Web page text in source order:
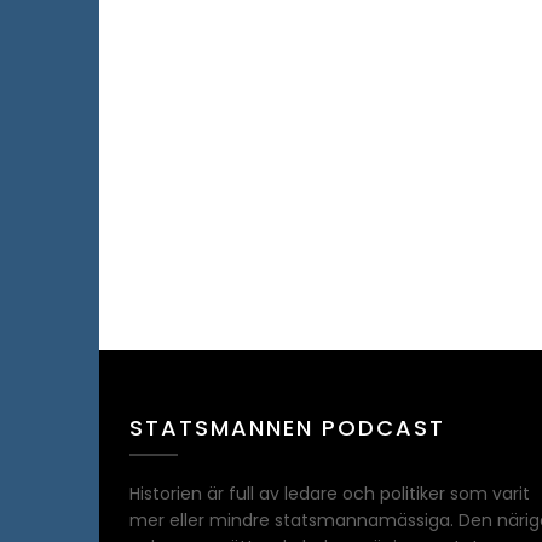
STATSMANNEN PODCAST
Historien är full av ledare och politiker som varit
mer eller mindre statsmannamässiga. Den